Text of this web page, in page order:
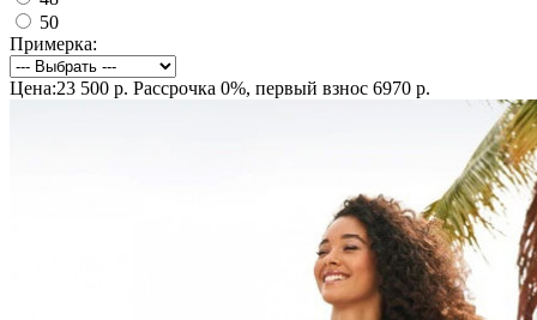
50
Примерка:
Цена:23 500 р. Рассрочка 0%, первый взнос 6970 р.